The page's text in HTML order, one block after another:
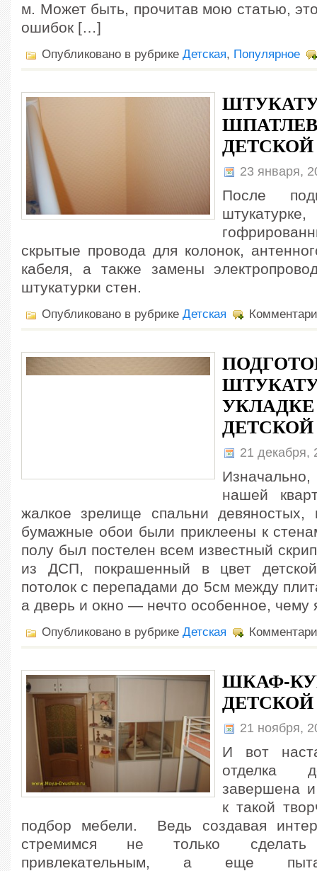
м. Может быть, прочитав мою статью, это
ошибок […]
Опубликовано в рубрике Детская, Популярное
23 января,
После
скрытые провода для колонок,
кабеля, а также замены
штукатурки стен.
Опубликовано в рубрике Детская
21 декабря,
нашей
жалкое зрелище спальни девяностых,
бумажные обои были приклеены к
полу был постелен всем известный
из ДСП, покрашенный в цвет
потолок с перепадами до 5см между
а дверь и окно — нечто особенное,
Опубликовано в рубрике Детская
ШКАФ-
21 ноября,
И вот
отделка
завершена
к такой
подбор мебели. Ведь создавая
стремимся не только
привлекательным, а еще